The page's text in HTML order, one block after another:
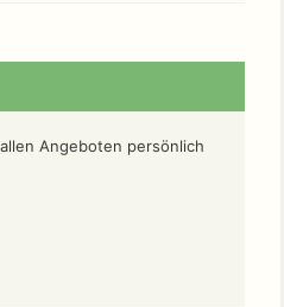
Angeboten persönlich